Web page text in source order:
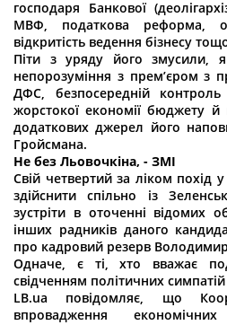
господаря Банкової
МВФ, податкова реформа,
відкритість ведення бізнесу
Піти з уряду його змусили,
непорозуміння з прем’єром з
ДФС, безпосередній
жорстокої економії бюджету й
додаткових джерел його
Гройсмана.
Не без Льовочкіна, - ЗМІ
Свій четвертий за ліком похід
здійснити спільно із
зустріти в оточенні відомих
інших радників даного
про кадровий резерв
Одначе, є ті, хто вважає
свідченням політичних симпатій
LB.ua повідомляє, що
впровадження